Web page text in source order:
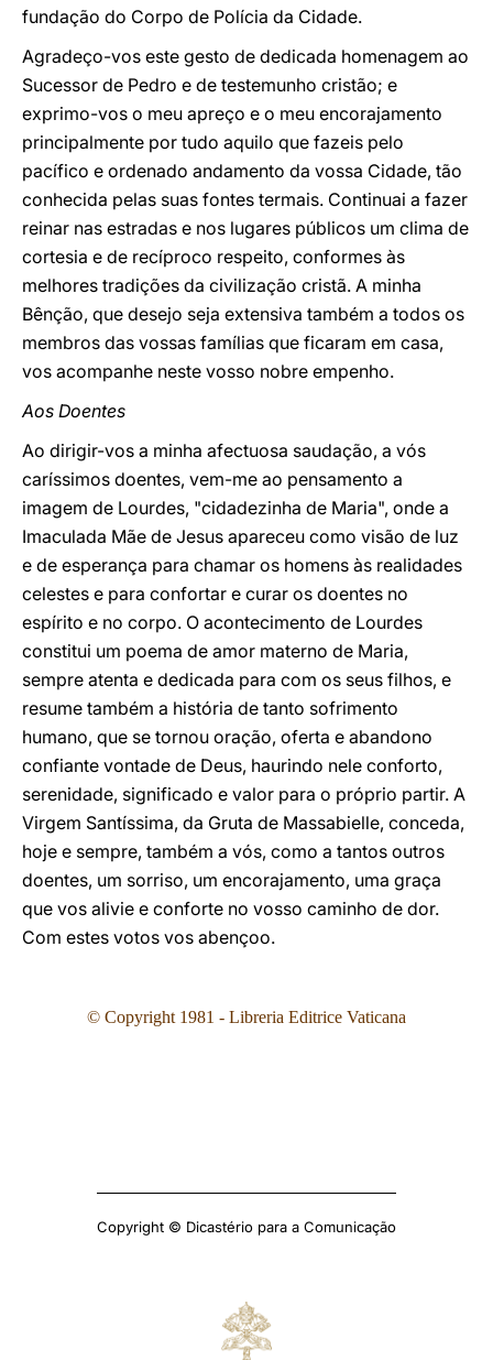
fundação do Corpo de Polícia da Cidade.
Agradeço-vos este gesto de dedicada homenagem ao
Sucessor de Pedro e de testemunho cristão; e
exprimo-vos o meu apreço e o meu encorajamento
principalmente por tudo aquilo que fazeis pelo
pacífico e ordenado andamento da vossa Cidade, tão
conhecida pelas suas fontes termais. Continuai a fazer
reinar nas estradas e nos lugares públicos um clima de
cortesia e de recíproco respeito, conformes às
melhores tradições da civilização cristã. A minha
Bênção, que desejo seja extensiva também a todos os
membros das vossas famílias que ficaram em casa,
vos acompanhe neste vosso nobre empenho.
Aos Doentes
Ao dirigir-vos a minha afectuosa saudação, a vós
caríssimos doentes, vem-me ao pensamento a
imagem de Lourdes, "cidadezinha de Maria", onde a
Imaculada Mãe de Jesus apareceu como visão de luz
e de esperança para chamar os homens às realidades
celestes e para confortar e curar os doentes no
espírito e no corpo. O acontecimento de Lourdes
constitui um poema de amor materno de Maria,
sempre atenta e dedicada para com os seus filhos, e
resume também a história de tanto sofrimento
humano, que se tornou oração, oferta e abandono
confiante vontade de Deus, haurindo nele conforto,
serenidade, significado e valor para o próprio partir. A
Virgem Santíssima, da Gruta de Massabielle, conceda,
hoje e sempre, também a vós, como a tantos outros
doentes, um sorriso, um encorajamento, uma graça
que vos alivie e conforte no vosso caminho de dor.
Com estes votos vos abençoo.
© Copyright 1981 - Libreria Editrice Vaticana
Copyright © Dicastério para a Comunicação